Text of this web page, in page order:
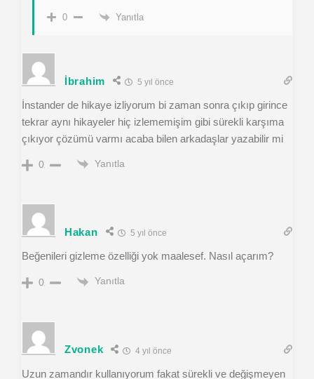
0 Yanıtla
İbrahim 5 yıl önce
İnstander de hikaye izliyorum bi zaman sonra çıkıp girince
tekrar aynı hikayeler hiç izlememişim gibi sürekli karşıma
çıkıyor çözümü varmı acaba bilen arkadaşlar yazabilir mi
0 Yanıtla
Hakan 5 yıl önce
Beğenileri gizleme özelliği yok maalesef. Nasıl açarım?
0 Yanıtla
Zvonek 4 yıl önce
Uzun zamandır kullanıyorum fakat sürekli ve değişmeyen